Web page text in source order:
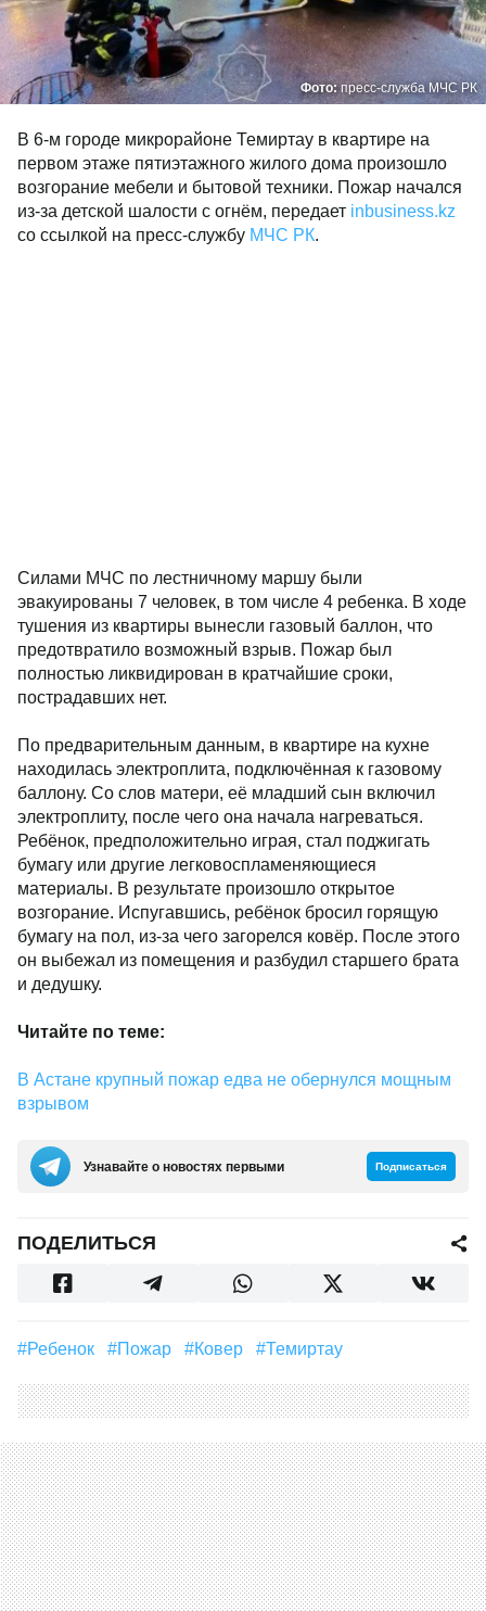
Фото:пресс-служба МЧС РК
В 6-м городе микрорайоне Темиртау в квартире на
первом этаже пятиэтажного жилого дома произошло
возгорание мебели и бытовой техники. Пожар начался
из-за детской шалости с огнём, передает inbusiness.kz
со ссылкой на пресс-службу МЧС РК.
Силами МЧС по лестничному маршу были
эвакуированы 7 человек, в том числе 4 ребенка. В ходе
тушения из квартиры вынесли газовый баллон, что
предотвратило возможный взрыв. Пожар был
полностью ликвидирован в кратчайшие сроки,
пострадавших нет.
По предварительным данным, в квартире на кухне
находилась электроплита, подключённая к газовому
баллону. Со слов матери, её младший сын включил
электроплиту, после чего она начала нагреваться.
Ребёнок, предположительно играя, стал поджигать
бумагу или другие легковоспламеняющиеся
материалы. В результате произошло открытое
возгорание. Испугавшись, ребёнок бросил горящую
бумагу на пол, из-за чего загорелся ковёр. После этого
он выбежал из помещения и разбудил старшего брата
и дедушку.
Читайте по теме:
В Астане крупный пожар едва не обернулся мощным
взрывом
Узнавайте о новостях первыми Подписаться
ПОДЕЛИТЬСЯ
#ребенок #пожар #ковер #Темиртау